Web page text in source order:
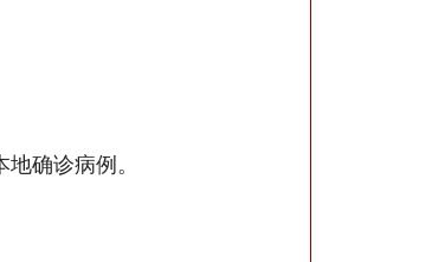
确诊病例。